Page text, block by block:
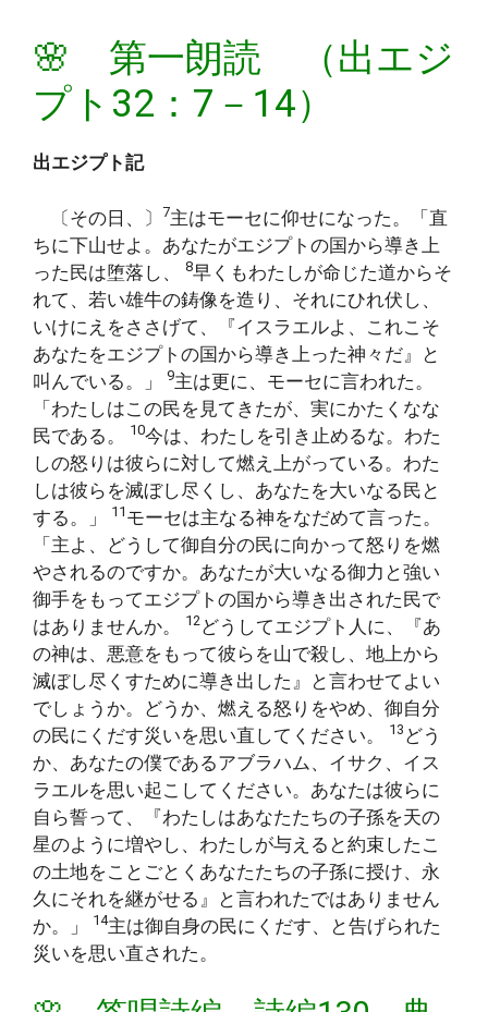
🌸 第一朗読 （出エジ
プト32：7－14）
出エジプト記
〔その日、〕 7主はモーセに仰せになった。「直
ちに下山せよ。あなたがエジプトの国から導き上
った民は堕落し、
8早くもわたしが命じた道からそ
れて、若い雄牛の鋳像を造り、それにひれ伏し、
いけにえをささげて、『イスラエルよ、これこそ
あなたをエジプトの国から導き上った神々だ』と
叫んでいる。」
9主は更に、モーセに言われた。
「わたしはこの民を見てきたが、実にかたくなな
民である。
10今は、わたしを引き止めるな。わた
しの怒りは彼らに対して燃え上がっている。わた
しは彼らを滅ぼし尽くし、あなたを大いなる民と
する。」
11 モーセは主なる神をなだめて言った。
「主よ、どうして御自分の民に向かって怒りを燃
やされるのですか。あなたが大いなる御力と強い
御手をもってエジプトの国から導き出された民で
はありませんか。
12 どうしてエジプト人に、『あ
の神は、悪意をもって彼らを山で殺し、地上から
滅ぼし尽くすために導き出した』と言わせてよい
でしょうか。どうか、燃える怒りをやめ、御自分
の民にくだす災いを思い直してください。
13 どう
か、あなたの僕であるアブラハム、イサク、イス
ラエルを思い起こしてください。あなたは彼らに
自ら誓って、『わたしはあなたたちの子孫を天の
星のように増やし、わたしが与えると約束したこ
の土地をことごとくあなたたちの子孫に授け、永
久にそれを継がせる』と言われたではありません
か。」
14主は御自身の民にくだす、と告げられた
災いを思い直された。